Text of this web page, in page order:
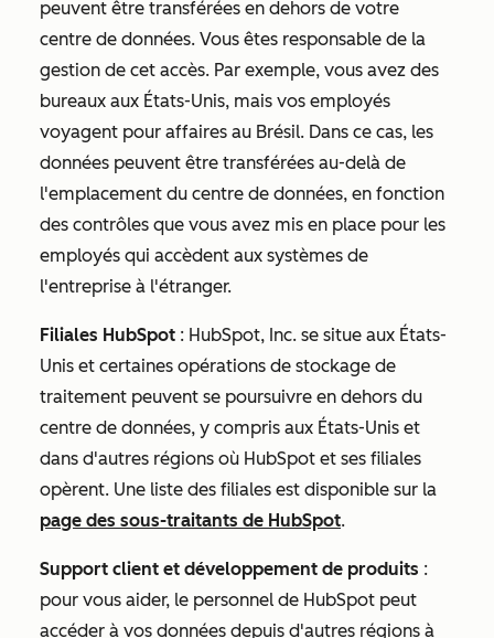
peuvent être transférées en dehors de votre
centre de données. Vous êtes responsable de la
gestion de cet accès. Par exemple, vous avez des
bureaux aux États-Unis, mais vos employés
voyagent pour affaires au Brésil. Dans ce cas, les
données peuvent être transférées au-delà de
l'emplacement du centre de données, en fonction
des contrôles que vous avez mis en place pour les
employés qui accèdent aux systèmes de
l'entreprise à l'étranger.
Filiales HubSpot : HubSpot, Inc. se situe aux États-
Unis et certaines opérations de stockage de
traitement peuvent se poursuivre en dehors du
centre de données, y compris aux États-Unis et
dans d'autres régions où HubSpot et ses filiales
opèrent. Une liste des filiales est disponible sur la
page des sous-traitants de HubSpot.
Support client et développement de produits :
pour vous aider, le personnel de HubSpot peut
accéder à vos données depuis d'autres régions à